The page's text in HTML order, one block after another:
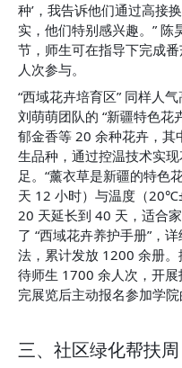
种’，我告诉他们通过高接
实，他们特别感兴趣。” 陈
节，师生可在指导下完成
人次参与。
“西域花卉培育区” 同样人
刘萌萌团队的 “新疆特色花
郁金香等 20 余种花卉，其
生品种，通过控温技术实
足。“薰衣草是新疆的特色
天 12 小时）与温度（
20 天延长到 40 天，适合
了 “西域花卉养护手册”，
法，累计发放 1200 余册。
待师生 1700 余人次，开
完展览后主动报名参加学院
三、社区绿化帮扶